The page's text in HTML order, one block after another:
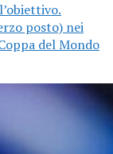
posto) nei
del Mondo